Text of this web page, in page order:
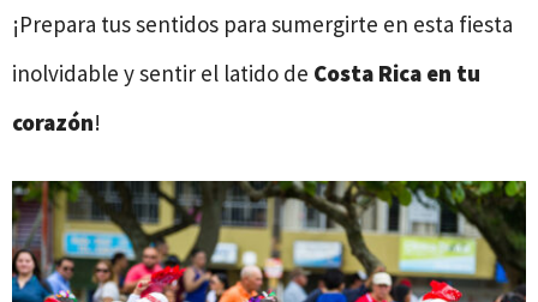
¡Prepara tus sentidos para sumergirte en esta fiesta
inolvidable y sentir el latido de Costa Rica en tu
corazón!